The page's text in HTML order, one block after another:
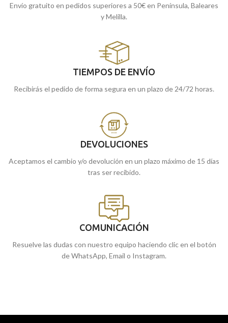
Envío gratuito en pedidos superiores a 50€ en Península, Baleares
y Melilla.
TIEMPOS DE ENVÍO
Recibirás el pedido de forma segura en un plazo de 24/72 horas.
DEVOLUCIONES
Aceptamos el cambio y/o devolución en un plazo máximo de 15 días
tras ser recibido.
COMUNICACIÓN
Resuelve las dudas con nuestro equipo haciendo clic en el botón
de WhatsApp, Email o Instagram.